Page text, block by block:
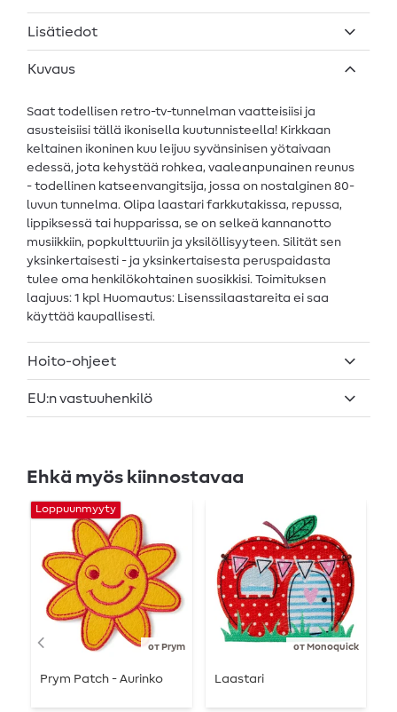
Lisätiedot
Kuvaus
Saat todellisen retro-tv-tunnelman vaatteisiisi ja
asusteisiisi tällä ikonisella kuutunnisteella! Kirkkaan
keltainen ikoninen kuu leijuu syvänsinisen yötaivaan
edessä, jota kehystää rohkea, vaaleanpunainen reunus
- todellinen katseenvangitsija, jossa on nostalginen 80-
luvun tunnelma. Olipa laastari farkkutakissa, repussa,
lippiksessä tai hupparissa, se on selkeä kannanotto
musiikkiin, popkulttuuriin ja yksilöllisyyteen. Silität sen
yksinkertaisesti - ja yksinkertaisesta peruspaidasta
tulee oma henkilökohtainen suosikkisi. Toimituksen
laajuus: 1 kpl Huomautus: Lisenssilaastareita ei saa
käyttää kaupallisesti.
Hoito-ohjeet
EU:n vastuuhenkilö
Ehkä myös kiinnostavaa
от Prym
Loppuunmyyty
Prym Patch - Aurinko
от Monoquick
Laastari